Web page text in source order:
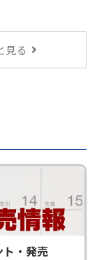
見る
ト・発売